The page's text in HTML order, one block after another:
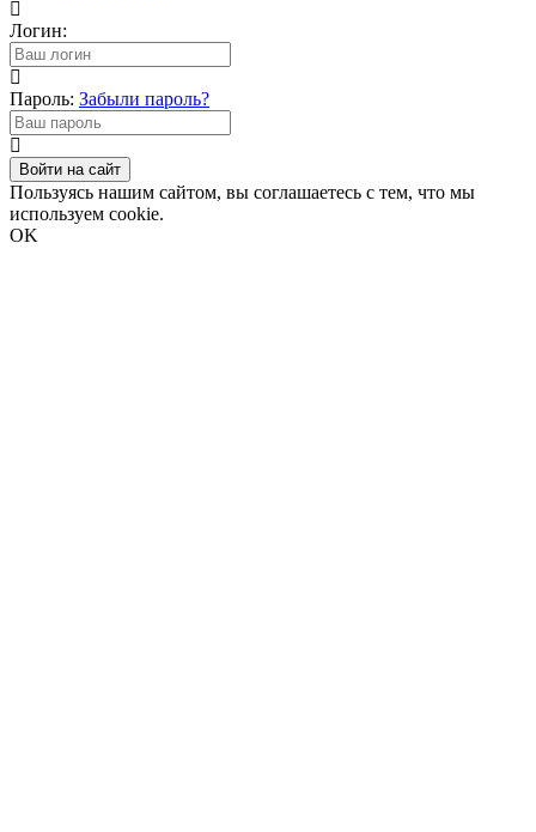
Логин:
Пароль: Забыли пароль?
Войти на сайт
Пользуясь нашим сайтом, вы соглашаетесь с тем, что мы
используем cookie.
OK